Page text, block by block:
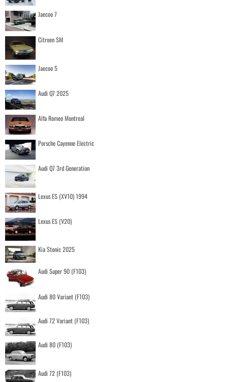
Jaecoo 7
Citroen SM
Jaecoo 5
Audi Q7 2025
Alfa Romeo Montreal
Porsche Cayenne Electric
Audi Q7 3rd Generation
Lexus ES (XV10) 1994
Lexus ES (V20)
Kia Stonic 2025
Audi Super 90 (F103)
Audi 80 Variant (F103)
Audi 72 Variant (F103)
Audi 80 (F103)
Audi 72 (F103)